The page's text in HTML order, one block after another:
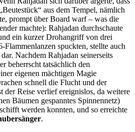
aus dem Tempel, nämlich
prompt über Board warf – was die
machte): Rahjadan durchschaute
ein kurzer Drohangriff von drei
spuckten, stellte auch
Nachdem Rahjadan seinerseits
beherrscht tatsächlich den
eigenen mächtigen Magie
schnell die Flucht und der
der Reise verlief ereignislos, da weitere
Bäumen gespanntes Spinnennetz)
werden konnten, und so erreichte
.